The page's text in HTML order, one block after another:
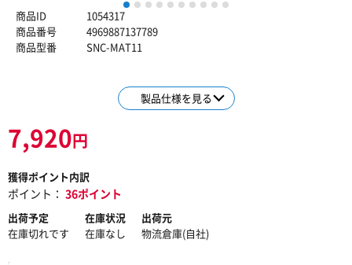
1 2 3 4 5 6 7 8 9
商品ID
1054317
商品番号
4969887137789
商品型番
SNC-MAT11
製品仕様を見る
7,920円
獲得ポイント内訳
ポイント： 36ポイント
出荷予定
在庫切れです
在庫状況
在庫なし
出荷元
物流倉庫(自社)